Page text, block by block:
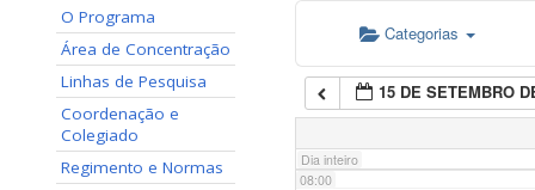
O Programa
Área de Concentração
Linhas de Pesquisa
Coordenação e
Colegiado
Regimento e Normas
Categorias
15 DE SETEMBRO
Dia inteiro
07:00
08:00